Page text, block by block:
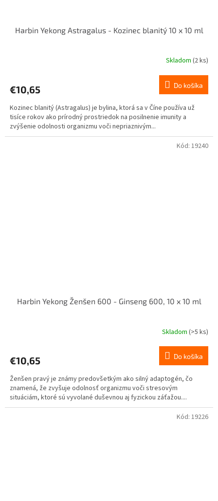
Harbin Yekong Astragalus - Kozinec blanitý 10 x 10 ml
Skladom (2 ks)
€10,65 Do košíka
Kozinec blanitý (Astragalus) je bylina, ktorá sa v Číne používa už
tisíce rokov ako prírodný prostriedok na posilnenie imunity a
zvýšenie odolnosti organizmu voči nepriaznivým...
Harbin Yekong Ženšen 600 - Ginseng 600, 10 x 10 ml
Skladom (>5 ks)
€10,65 Do košíka
Ženšen pravý je známy predovšetkým ako silný adaptogén, čo
znamená, že zvyšuje odolnosť organizmu voči stresovým
situáciám, ktoré sú vyvolané duševnou aj fyzickou záťažou....
Kód: 19240
Kód: 19226